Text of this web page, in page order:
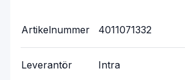
Artikelnummer 4011071332
Leverantör Intra